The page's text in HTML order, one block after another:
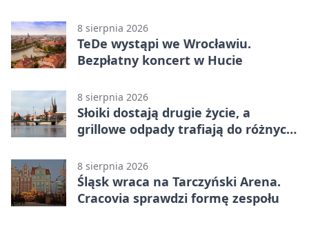
8 sierpnia 2026
TeDe wystąpi we Wrocławiu.
Bezpłatny koncert w Hucie
8 sierpnia 2026
Słoiki dostają drugie życie, a
grillowe odpady trafiają do różnych
8 sierpnia 2026
Śląsk wraca na Tarczyński Arena.
Cracovia sprawdzi formę zespołu